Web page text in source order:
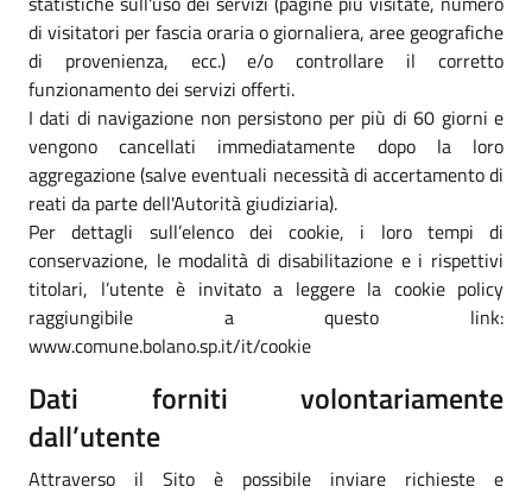
di visitatori per fascia oraria o giornaliera, aree geografiche
di provenienza, ecc.) e/o controllare il corretto
funzionamento dei servizi offerti.
I dati di navigazione non persistono per più di 60 giorni e
vengono cancellati immediatamente dopo la loro
aggregazione (salve eventuali necessità di accertamento di
reati da parte dell'Autorità giudiziaria).
Per dettagli sull’elenco dei cookie, i loro tempi di
conservazione, le modalità di disabilitazione e i rispettivi
titolari, l’utente è invitato a leggere la cookie policy
raggiungibile a questo link:
www.comune.bolano.sp.it/it/cookie
Dati forniti volontariamente
dall’utente
Attraverso il Sito è possibile inviare richieste e